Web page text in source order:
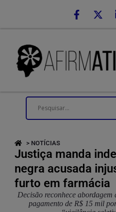
> NOTÍCIAS
Justiça manda
negra acusada
furto em farmácia
Decisão reconhece
pagamento de R$ 15 mil